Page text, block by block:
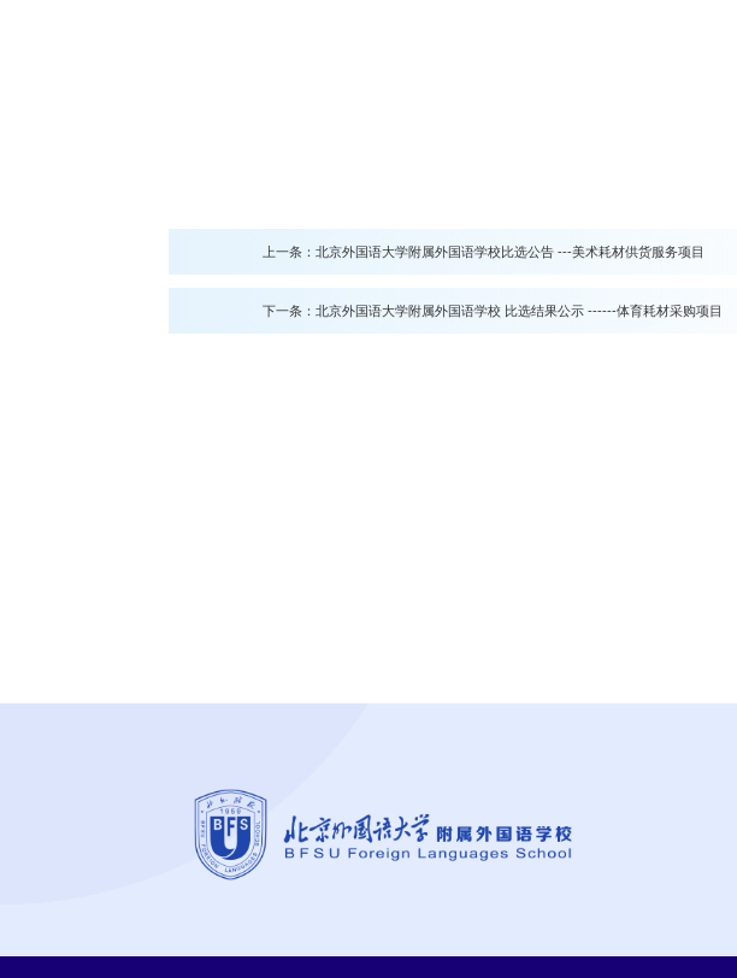
上一条： 北京外国语大学附属外国语学校比选公告 ---美术耗材供货服务项目
下一条： 北京外国语大学附属外国语学校 比选结果公示 ------体育耗材采购项目